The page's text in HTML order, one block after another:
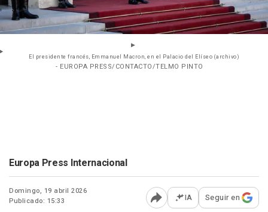
El presidente francés, Emmanuel Macron, en el Palacio del Elíseo (archivo)
- EUROPA PRESS/CONTACTO/TELMO PINTO
Europa Press Internacional
Domingo, 19 abril 2026
Publicado: 15:33
Abrir opciones para
IA Seguir en